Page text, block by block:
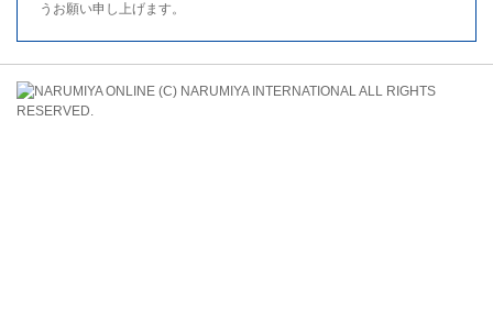
うお願い申し上げます。